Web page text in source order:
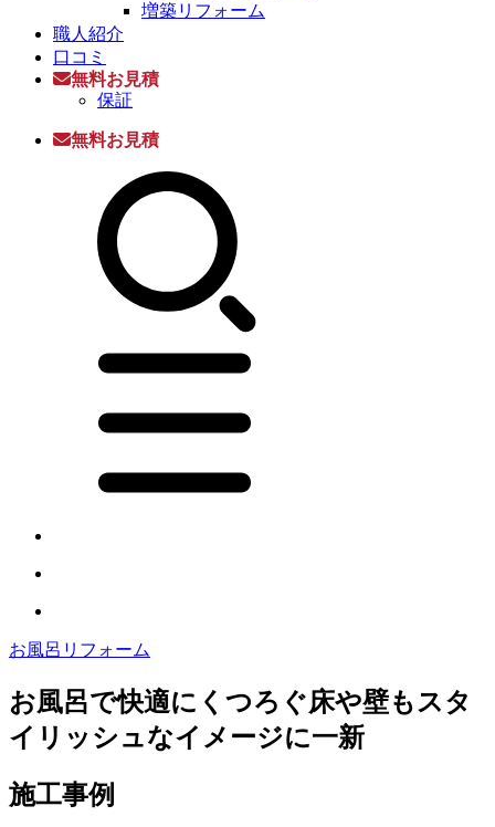
増築リフォーム
職人紹介
口コミ
無料お見積
保証
無料お見積
お風呂リフォーム
お風呂で快適にくつろぐ床や壁もスタ
イリッシュなイメージに一新
施工事例